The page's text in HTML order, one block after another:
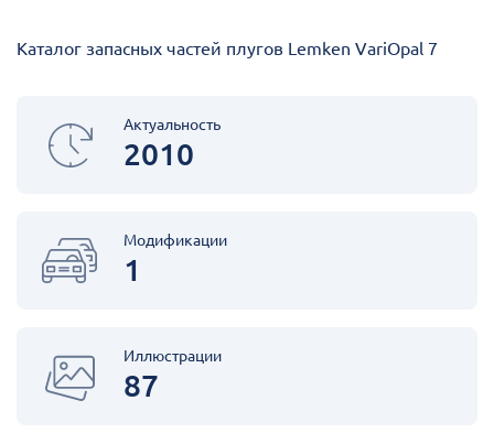
Каталог запасных частей плугов Lemken VariOpal 7
Актуальность
2010
Модификации
1
Иллюстрации
87